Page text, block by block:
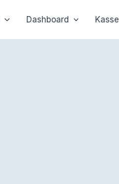
Dashboard Kasse